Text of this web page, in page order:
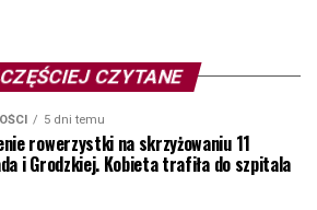
CZYTANE
5 dni temu
rowerzystki na skrzyżowaniu 11
i Grodzkiej. Kobieta trafiła do szpitala